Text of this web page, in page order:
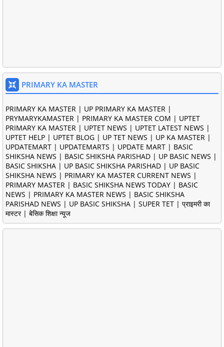
PRIMARY KA MASTER
PRIMARY KA MASTER | UP PRIMARY KA MASTER |
PRYMARYKAMASTER | PRIMARY KA MASTER COM | UPTET
PRIMARY KA MASTER | UPTET NEWS | UPTET LATEST NEWS |
UPTET HELP | UPTET BLOG | UP TET NEWS | UP KA MASTER |
UPDATEMART | UPDATEMARTS | UPDATE MART | BASIC
SHIKSHA NEWS | BASIC SHIKSHA PARISHAD | UP BASIC NEWS |
BASIC SHIKSHA | UP BASIC SHIKSHA PARISHAD | UP BASIC
SHIKSHA NEWS | PRIMARY KA MASTER CURRENT NEWS |
PRIMARY MASTER | BASIC SHIKSHA NEWS TODAY | BASIC
NEWS | PRIMARY KA MASTER NEWS | BASIC SHIKSHA
PARISHAD NEWS | UP BASIC SHIKSHA | SUPER TET | प्राइमरी का
मास्टर | बेसिक शिक्षा न्यूज